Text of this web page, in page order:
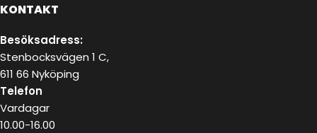
KONTAKT
Besöksadress:
Stenbocksvägen 1 C,
611 66 Nyköping
Telefon
Vardagar
10.00-16.00